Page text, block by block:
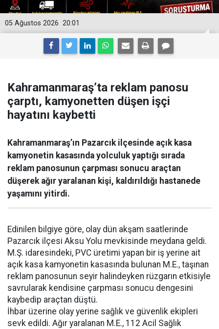
20:01
05 Ağustos 2026
Kahramanmaraş’ta reklam panosu
çarptı, kamyonetten düşen işçi
hayatını kaybetti
Kahramanmaraş’ın Pazarcık ilçesinde açık kasa
kamyonetin kasasında yolculuk yaptığı sırada
reklam panosunun çarpması sonucu araçtan
düşerek ağır yaralanan kişi, kaldırıldığı hastanede
yaşamını yitirdi.
Edinilen bilgiye göre, olay dün akşam saatlerinde
Pazarcık ilçesi Aksu Yolu mevkisinde meydana geldi.
M.Ş. idaresindeki, PVC üretimi yapan bir iş yerine ait
açık kasa kamyonetin kasasında bulunan M.E., taşınan
reklam panosunun seyir halindeyken rüzgarın etkisiyle
savrularak kendisine çarpması sonucu dengesini
kaybedip araçtan düştü.
İhbar üzerine olay yerine sağlık ve güvenlik ekipleri
sevk edildi. Ağır yaralanan M.E., 112 Acil Sağlık